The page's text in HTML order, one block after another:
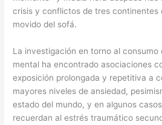
crisis y conflictos de tres continentes
movido del sofá.
La investigación en torno al consumo
mental ha encontrado asociaciones
exposición prolongada y repetitiva a
mayores niveles de ansiedad,
estado del mundo, y en algunos
recuerdan al estrés traumático